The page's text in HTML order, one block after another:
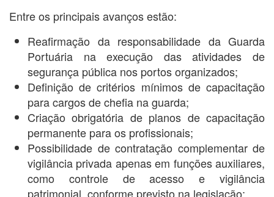
Entre os principais avanços estão:
Reafirmação da responsabilidade da Guarda
Portuária na execução das atividades de
segurança pública nos portos organizados;
Definição de critérios mínimos de capacitação
para cargos de chefia na guarda;
Criação obrigatória de planos de capacitação
permanente para os profissionais;
Possibilidade de contratação complementar de
vigilância privada apenas em funções auxiliares,
como controle de acesso e vigilância
patrimonial, conforme previsto na legislação;